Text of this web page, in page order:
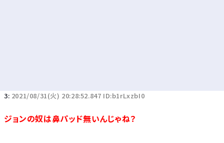
3: 2021/08/31(火) 20:28:52.847 ID:b1rLxzbI0
ジョンの奴は鼻パッド無いんじゃね？